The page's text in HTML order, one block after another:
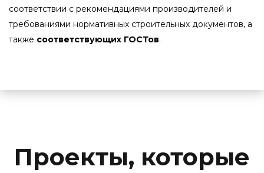
соответствии с рекомендациями производителей и
требованиями нормативных строительных документов, а
также соответствующих ГОСТов.
Проекты, которые